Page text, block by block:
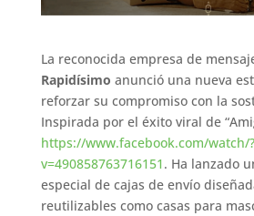
La reconocida empresa de
Rapidísimo anunció una nueva
reforzar su compromiso con la
Inspirada por el éxito viral de
https://www.facebook.com/watch/?
v=490858763716151. Ha lanzado
especial de cajas de envío
reutilizables como casas para